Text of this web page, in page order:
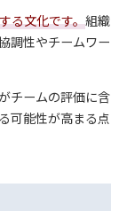
る文化です。組織
調性やチームワー
チームの評価に含
可能性が高まる点